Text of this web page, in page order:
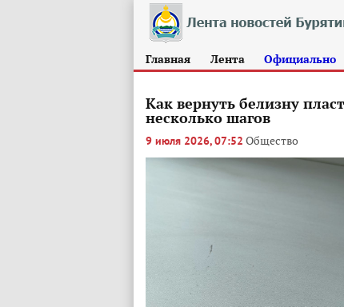
Главная Лента Официально
Как вернуть белизну
несколько шагов
9 июля 2026, 07:52 Общество